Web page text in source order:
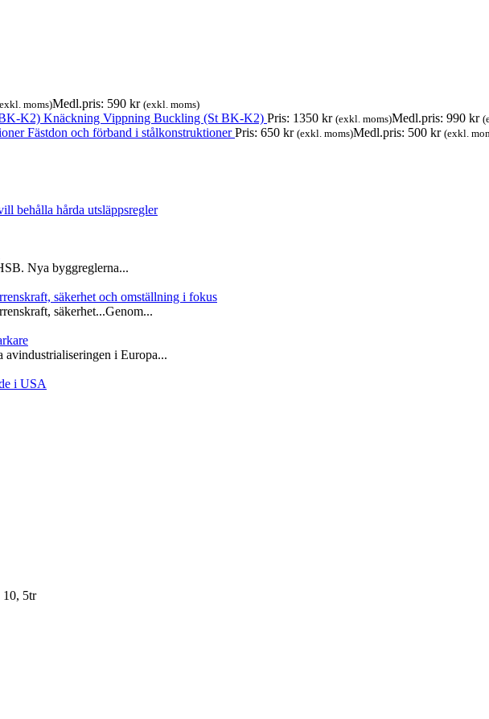
moms)Medl.pris: 590 kr (exkl. moms)
Knäckning Vippning Buckling (St BK-K2) Pris: 1350 kr (exkl. moms)Medl.pris: 990 kr
Fästdon och förband i stålkonstruktioner Pris: 650 kr (exkl. moms)Medl.pris: 500 kr (exkl.
behålla hårda utsläppsregler
Nya byggreglerna...
säkerhet och omställning i fokus
säkerhet...Genom...
i Europa...
i USA
10, 5tr